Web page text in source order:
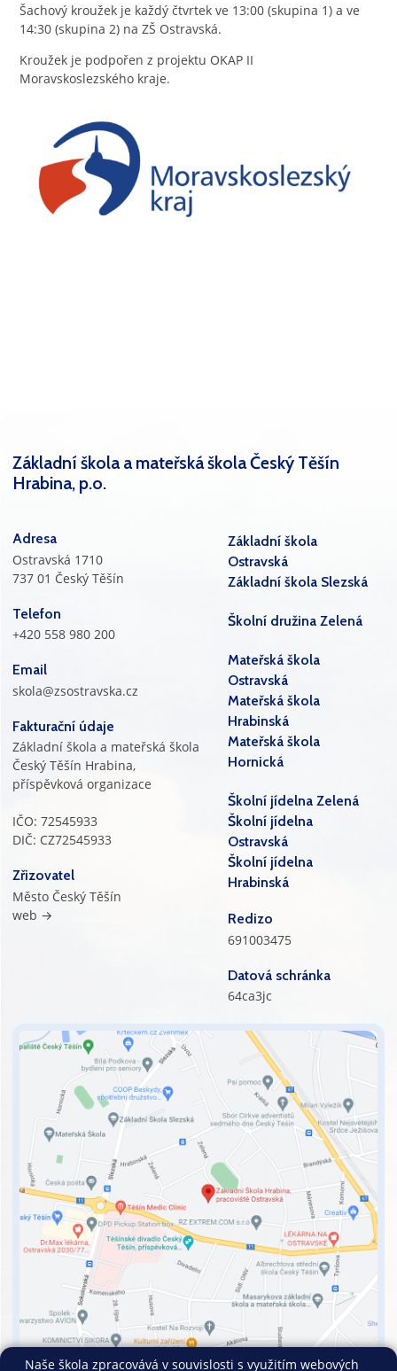
Šachový kroužek je každý čtvrtek ve 13:00 (skupina 1) a ve
14:30 (skupina 2) na ZŠ Ostravská.
Kroužek je podpořen z projektu OKAP II
Moravskoslezského kraje.
Základní škola a mateřská škola Český Těšín
Hrabina, p.o.
Adresa
Ostravská 1710
737 01 Český Těšín
Telefon
+420 558 980 200
Email
skola@zsostravska.cz
Fakturační údaje
Základní škola a mateřská škola
Český Těšín Hrabina,
příspěvková organizace
IČO: 72545933
DIČ: CZ72545933
Zřizovatel
Město Český Těšín
web →
Základní škola
Ostravská
Základní škola Slezská
Školní družina Zelená
Mateřská škola
Ostravská
Mateřská škola
Hrabinská
Mateřská škola
Hornická
Školní jídelna Zelená
Školní jídelna
Ostravská
Školní jídelna
Hrabinská
Redizo
691003475
Datová schránka
64ca3jc
Naše škola zpracovává v souvislosti s využitím webových